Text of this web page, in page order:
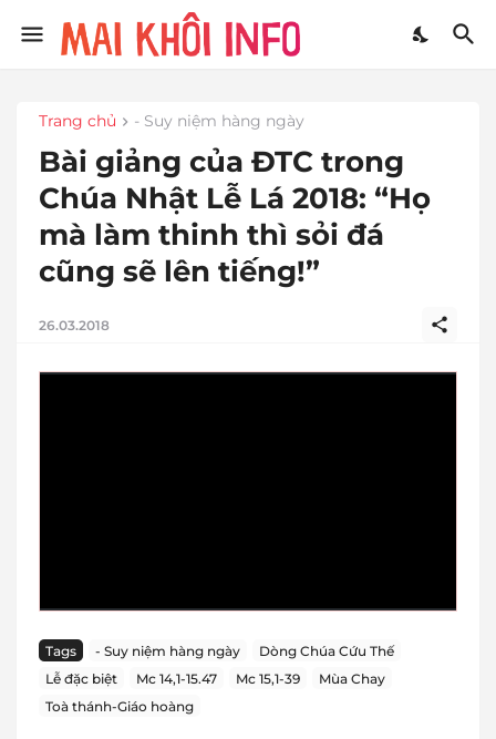
Trang chủ - Suy niệm hàng ngày
Bài giảng của ĐTC trong
Chúa Nhật Lễ Lá 2018: “Họ
mà làm thinh thì sỏi đá
cũng sẽ lên tiếng!”
26.03.2018
Tags - Suy niệm hàng ngày
Dòng Chúa Cứu Thế
Lễ đặc biệt
Mc 14,1-15.47 Mc 15,1-39
Mùa Chay
Toà thánh-Giáo hoàng